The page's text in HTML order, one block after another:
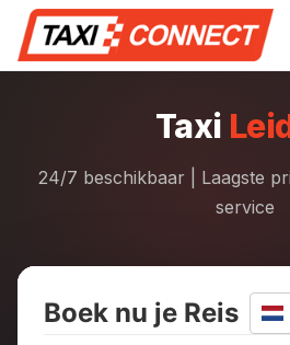
Skip
the
Taxi
24/7 beschikbaar | Laagste
service